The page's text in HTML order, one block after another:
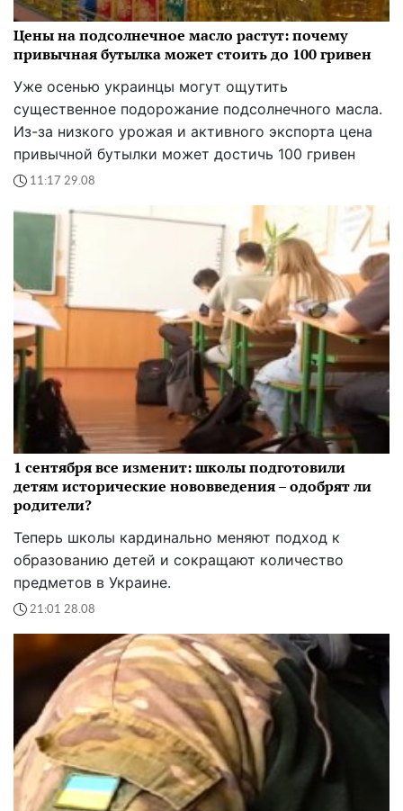
Цены на подсолнечное масло растут: почему
привычная бутылка может стоить до 100 гривен
Уже осенью украинцы могут ощутить
существенное подорожание подсолнечного масла.
Из-за низкого урожая и активного экспорта цена
привычной бутылки может достичь 100 гривен
11:17 29.08
1 сентября все изменит: школы подготовили
детям исторические нововведения – одобрят ли
родители?
Теперь школы кардинально меняют подход к
образованию детей и сокращают количество
предметов в Украине.
21:01 28.08